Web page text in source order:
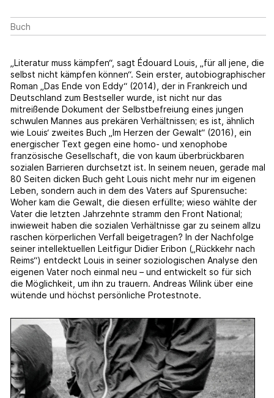
Buch
„Literatur muss kämpfen“, sagt Édouard Louis, „für all jene, die
selbst nicht kämpfen können“. Sein erster, autobiographischer
Roman „Das Ende von Eddy“ (2014), der in Frankreich und
Deutschland zum Bestseller wurde, ist nicht nur das
mitreißende Dokument der Selbstbefreiung eines jungen
schwulen Mannes aus prekären Verhältnissen; es ist, ähnlich
wie Louis‘ zweites Buch „Im Herzen der Gewalt“ (2016), ein
energischer Text gegen eine homo- und xenophobe
französische Gesellschaft, die von kaum überbrückbaren
sozialen Barrieren durchsetzt ist. In seinem neuen, gerade mal
80 Seiten dicken Buch geht Louis nicht mehr nur im eigenen
Leben, sondern auch in dem des Vaters auf Spurensuche:
Woher kam die Gewalt, die diesen erfüllte; wieso wählte der
Vater die letzten Jahrzehnte stramm den Front National;
inwieweit haben die sozialen Verhältnisse gar zu seinem allzu
raschen körperlichen Verfall beigetragen? In der Nachfolge
seiner intellektuellen Leitfigur Didier Eribon („Rückkehr nach
Reims“) entdeckt Louis in seiner soziologischen Analyse den
eigenen Vater noch einmal neu – und entwickelt so für sich
die Möglichkeit, um ihn zu trauern. Andreas Wilink über eine
wütende und höchst persönliche Protestnote.